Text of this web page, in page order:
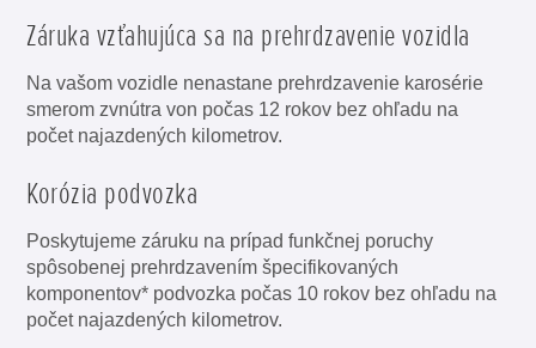
Záruka vzťahujúca sa na prehrdzavenie vozidla
Na vašom vozidle nenastane prehrdzavenie karosérie
smerom zvnútra von počas 12 rokov bez ohľadu na
počet najazdených kilometrov.
Korózia podvozka
Poskytujeme záruku na prípad funkčnej poruchy
spôsobenej prehrdzavením špecifikovaných
komponentov* podvozka počas 10 rokov bez ohľadu na
počet najazdených kilometrov.